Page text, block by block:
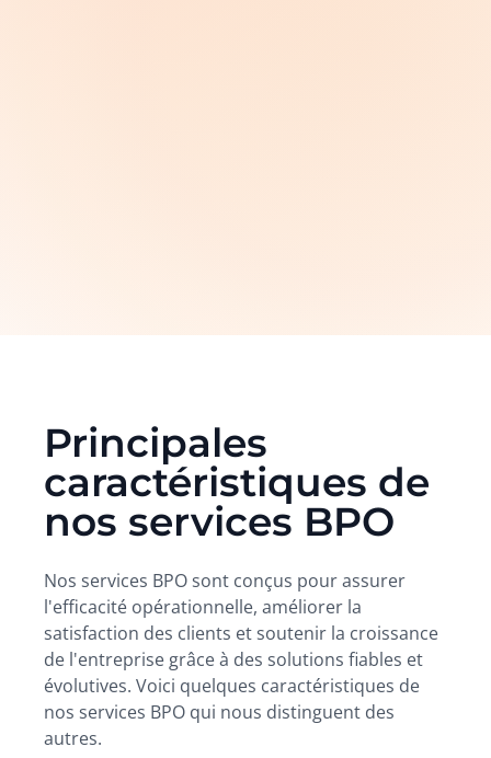
Principales
caractéristiques de
nos services BPO
Nos services BPO sont conçus pour assurer
l'efficacité opérationnelle, améliorer la
satisfaction des clients et soutenir la croissance
de l'entreprise grâce à des solutions fiables et
évolutives. Voici quelques caractéristiques de
nos services BPO qui nous distinguent des
autres.